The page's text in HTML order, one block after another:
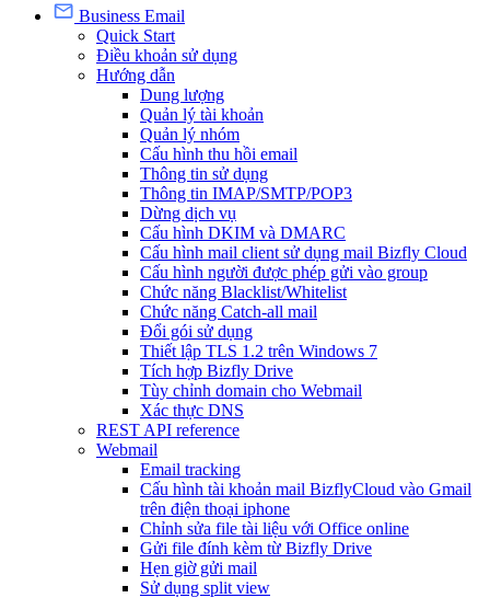
Business Email
Quick Start
Điều khoản sử dụng
Hướng dẫn
Dung lượng
Quản lý tài khoản
Quản lý nhóm
Cấu hình thu hồi email
Thông tin sử dụng
Thông tin IMAP/SMTP/POP3
Dừng dịch vụ
Cấu hình DKIM và DMARC
Cấu hình mail client sử dụng mail Bizfly Cloud
Cấu hình người được phép gửi vào group
Chức năng Blacklist/Whitelist
Chức năng Catch-all mail
Đổi gói sử dụng
Thiết lập TLS 1.2 trên Windows 7
Tích hợp Bizfly Drive
Tùy chỉnh domain cho Webmail
Xác thực DNS
REST API reference
Webmail
Email tracking
Cấu hình tài khoản mail BizflyCloud vào Gmail
trên điện thoại iphone
Chỉnh sửa file tài liệu với Office online
Gửi file đính kèm từ Bizfly Drive
Hẹn giờ gửi mail
Sử dụng split view